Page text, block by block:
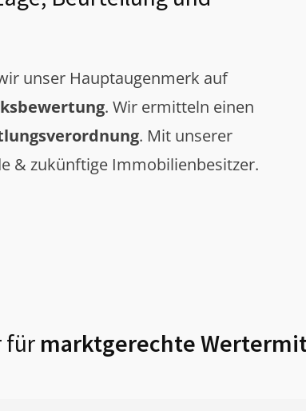
unser Hauptaugenmerk auf
. Wir ermitteln einen
. Mit unserer
& zukünftige Immobilienbesitzer.
fürmarktgerechte